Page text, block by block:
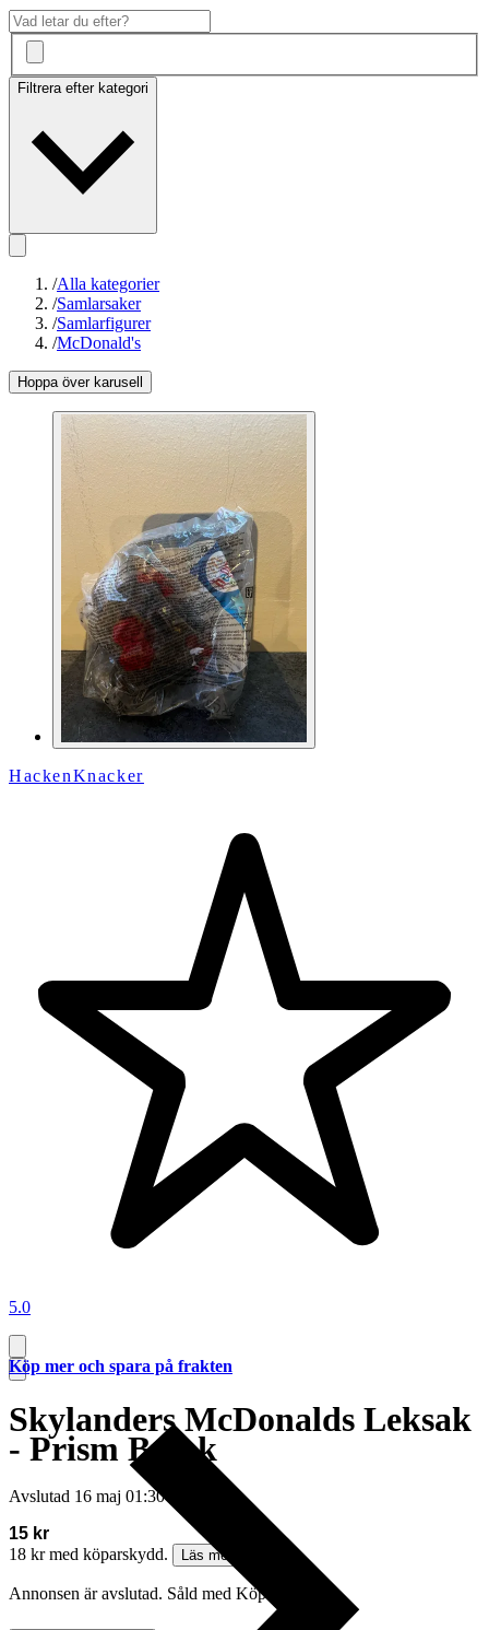
Filtrera efter kategori
/Alla kategorier
/Samlarsaker
/Samlarfigurer
/McDonald's
Hoppa över karusell
HackenKnacker
5.0
Skylanders McDonalds Leksak
- Prism Break
Avslutad 16 maj 01:30
15 kr
18 kr med köparskydd.
Läs mer
Annonsen är avslutad. Såld med Köp nu.
Köp mer och spara på frakten